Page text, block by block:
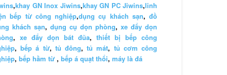
,khay GN Inox Jiwins,khay GN PC Jiwins,linh
bếp từ công nghiệp,dụng cụ khách sạn, đồ
khách sạn, dụng cụ dọn phòng, xe đẩy dọn
, xe đẩy dọn bát đũa, thiết bị bếp công
,bếp á từ, tủ đông,tủ mát, tủ cơm công
, bếp hầm từ , bếp á quạt thổi, máy là đá